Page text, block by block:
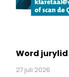
Word
27 juli 2026